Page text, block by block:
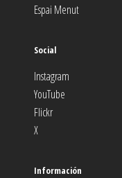
Espai Menut
Social
Instagram
YouTube
Flickr
X
Información